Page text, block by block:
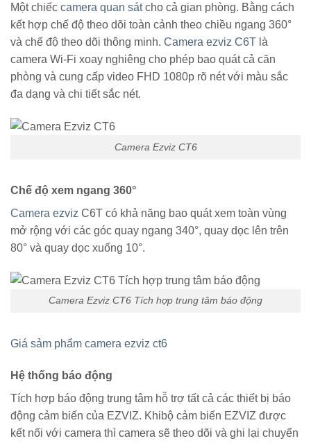
Một chiếc camera quan sátcho cả gian phòng. Bằng cách
kết hợp chế độ theo dõi toàn cảnh theo chiều ngang 360°
và chế độ theo dõi thông minh. Camera ezviz C6T là
camera Wi-Fi xoay nghiêng cho phép bao quát cả căn
phòng và cung cấp video FHD 1080p rõ nét với màu sắc
đa dạng và chi tiết sắc nét.
Camera Ezviz CT6
Chế độ xem ngang 360°
Camera ezviz C6T có khả năng bao quát xem toàn vùng
mở rộng với các góc quay ngang 340°, quay dọc lên trên
80° và quay dọc xuống 10°.
Camera Ezviz CT6 Tích hợp trung tâm báo động
Giá sảm phẩm camera ezviz ct6
Hệ thống báo động
Tích hợp báo động trung tâm hỗ trợ tất cả các thiết bị báo
động cảm biến của EZVIZ. Khibộ cảm biến EZVIZ được
kết nối với camera thì camera sẽ theo dõi và ghi lại chuyển